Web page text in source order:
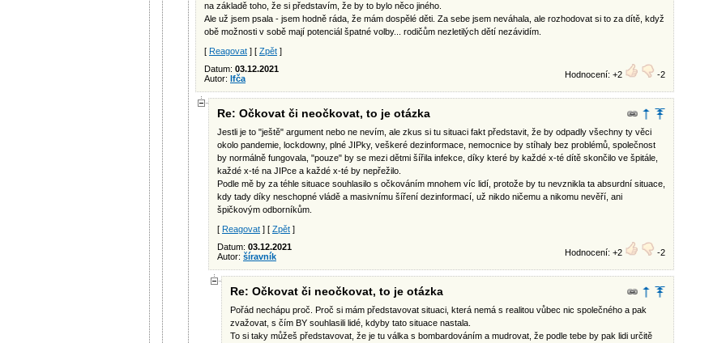
na základě toho, že si představím, že by to bylo něco jiného.
Ale už jsem psala - jsem hodně ráda, že mám dospělé děti. Za sebe jsem neváhala, ale rozhodovat si to za dítě, když
obě možnosti v sobě mají potenciál špatné volby... rodičům nezletilých dětí nezávidím.
[ Reagovat ] [ Zpět ]
Datum: 03.12.2021
Autor: Ifča Hodnocení: +2 -2
Re: Očkovat či neočkovat, to je otázka
Jestli je to "ještě" argument nebo ne nevím, ale zkus si tu situaci fakt představit, že by odpadly všechny ty věci
okolo pandemie, lockdowny, plné JIPky, veškeré dezinformace, nemocnice by stíhaly bez problémů, společnost
by normálně fungovala, "pouze" by se mezi dětmi šířila infekce, díky které by každé x-té dítě skončilo ve špitále,
každé x-té na JIPce a každé x-té by nepřežilo.
Podle mě by za téhle situace souhlasilo s očkováním mnohem víc lidí, protože by tu nevznikla ta absurdní situace,
kdy tady díky neschopné vládě a masivnímu šíření dezinformací, už nikdo ničemu a nikomu nevěří, ani
špičkovým odborníkům.
[ Reagovat ] [ Zpět ]
Datum: 03.12.2021
Autor: šíravník Hodnocení: +2 -2
Re: Očkovat či neočkovat, to je otázka
Pořád nechápu proč. Proč si mám představovat situaci, která nemá s realitou vůbec nic společného a pak
zvažovat, s čím BY souhlasili lidé, kdyby tato situace nastala.
To si taky můžeš představovat, že je tu válka s bombardováním a mudrovat, že podle tebe by pak lidi určitě